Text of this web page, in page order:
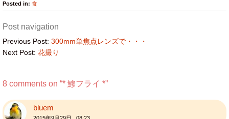
Posted in: 食
Post navigation
Previous Post: 300mm単焦点レンズで・・・
Next Post: 花撮り
8 comments on “* 鯵フライ *”
bluem